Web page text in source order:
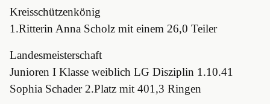
Kreisschützenkönig
1.Ritterin Anna Scholz mit einem 26,0 Teiler
Landesmeisterschaft
Junioren I Klasse weiblich LG Disziplin 1.10.41
Sophia Schader 2.Platz mit 401,3 Ringen